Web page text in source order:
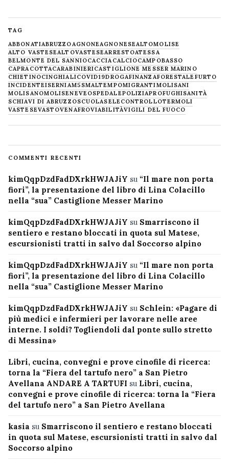
TAG
ABBONATIABRUZZOAGNONEAGNONESEALTOMOLISE
ALTO VASTESEALTOVASTESEARRESTOATESSA
BELMONTE DEL SANNIOCACCIACALCIOCAMPOBASSO
CAPRACOTTACARABINIERICASTIGLIONE MESSER MARINO
CHIETINOCINGHIALICOVID19DROGAFINANZAFORESTALE FURTO
INCIDENTEISERNIAM5SMALTEMPOMIGRANTIMOLISANI
MOLISANOMOLISENEVE OSPEDALEPOLIZIAPROFUGHISANITÀ
SCHIAVI DI ABRUZZOSCUOLASELECONTROLLOTERMOLI
VASTESEVASTOVENAFROVIABILITÀVIGILI DEL FUOCO
COMMENTI RECENTI
kimQqpDzdFadDXrkHWJAJiY su “Il mare non porta
fiori”, la presentazione del libro di Lina Colacillo
nella “sua” Castiglione Messer Marino
kimQqpDzdFadDXrkHWJAJiY su Smarriscono il
sentiero e restano bloccati in quota sul Matese,
escursionisti tratti in salvo dal Soccorso alpino
kimQqpDzdFadDXrkHWJAJiY su “Il mare non porta
fiori”, la presentazione del libro di Lina Colacillo
nella “sua” Castiglione Messer Marino
kimQqpDzdFadDXrkHWJAJiY su Schlein: «Pagare di
più medici e infermieri per lavorare nelle aree
interne. I soldi? Togliendoli dal ponte sullo stretto
di Messina»
Libri, cucina, convegni e prove cinofile di ricerca:
torna la “Fiera del tartufo nero” a San Pietro
Avellana ANDARE A TARTUFI su Libri, cucina,
convegni e prove cinofile di ricerca: torna la “Fiera
del tartufo nero” a San Pietro Avellana
kasia su Smarriscono il sentiero e restano bloccati
in quota sul Matese, escursionisti tratti in salvo dal
Soccorso alpino